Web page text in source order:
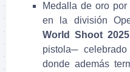
Medalla de oro
en la división
World Shoot 2025
pistola─
donde además